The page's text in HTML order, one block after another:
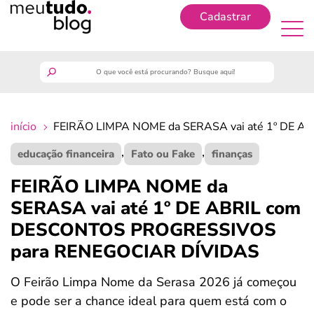
Cadastrar
guia do trabalhador
finanças
benefícios
crédito fácil
últimas notícias
início FEIRÃO LIMPA NOME da SERASA vai até 1º DE
educação financeira , Fato ou Fake , finanças
FEIRÃO LIMPA NOME da
SERASA vai até 1º DE ABRIL com
DESCONTOS PROGRESSIVOS
para RENEGOCIAR DÍVIDAS
O Feirão Limpa Nome da Serasa 2026 já começou
e pode ser a chance ideal para quem está com o